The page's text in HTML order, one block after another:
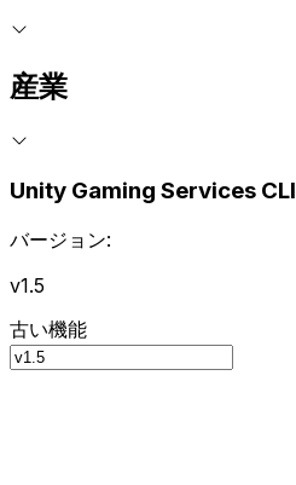
産業
Unity Gaming Services CLI
バージョン:
v1.5
古い機能